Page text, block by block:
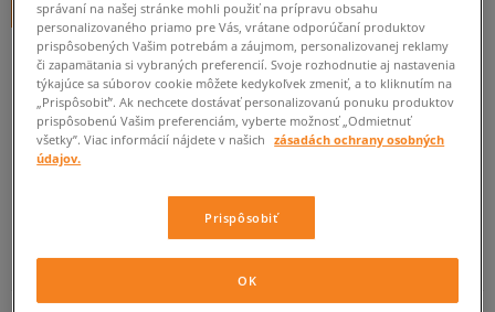
+ 60 BODOV V SIZEERCLUBE
Informujte ma o dostupnosti
Ak bude položka opäť dostupná, dostanete od nás oznámenie.
S
správaní na našej stránke mohli použiť na prípravu obsahu
personalizovaného priamo pre Vás, vrátane odporúčaní produktov
prispôsobených Vašim potrebám a záujmom, personalizovanej reklamy
či zapamätania si vybraných preferencií. Svoje rozhodnutie aj nastavenia
týkajúce sa súborov cookie môžete kedykoľvek zmeniť, a to kliknutím na
„Prispôsobiť”. Ak nechcete dostávať personalizovanú ponuku produktov
prispôsobenú Vašim preferenciám, vyberte možnosť „Odmietnuť
všetky”. Viac informácií nájdete v našich
zásadách ochrany osobných
údajov.
Prispôsobiť
OK